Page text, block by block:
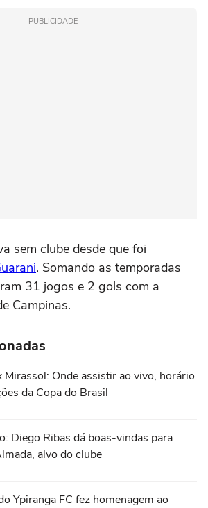
PUBLICIDADE
sem clube desde que foi
. Somando as temporadas
31 jogos e 2 gols com a
Campinas.
Mirassol: Onde assistir ao vivo, horário
da Copa do Brasil
Diego Ribas dá boas-vindas para
alvo do clube
Ypiranga FC fez homenagem ao